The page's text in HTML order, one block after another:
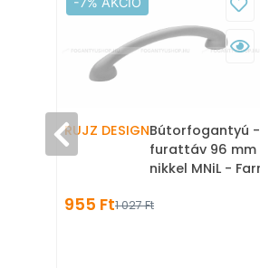
RUJZ DESIGNBútorfogantyú
furattáv 96 mm
nikkel MNiL -
bútorfogantyú
955 Ft1 027 Ft